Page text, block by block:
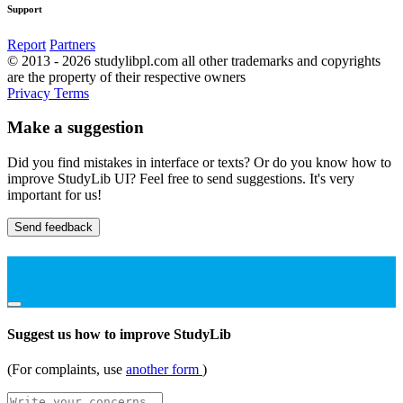
Support
Report Partners
© 2013 - 2026 studylibpl.com all other trademarks and copyrights
are the property of their respective owners
Privacy Terms
Make a suggestion
Did you find mistakes in interface or texts? Or do you know how to
improve StudyLib UI? Feel free to send suggestions. It's very
important for us!
Send feedback
Suggest us how to improve StudyLib
(For complaints, use another form )